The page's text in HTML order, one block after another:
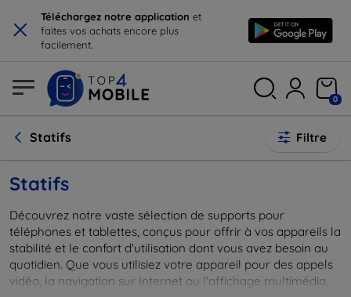
× Téléchargez notre application et
faites vos achats encore plus
facilement.
0
Statifs Filtre
Statifs
Découvrez notre vaste sélection de supports pour
téléphones et tablettes, conçus pour offrir à vos appareils la
stabilité et le confort d'utilisation dont vous avez besoin au
quotidien. Que vous utilisiez votre appareil pour des appels
vidéo, la navigation sur Internet ou l'affichage multimédia,